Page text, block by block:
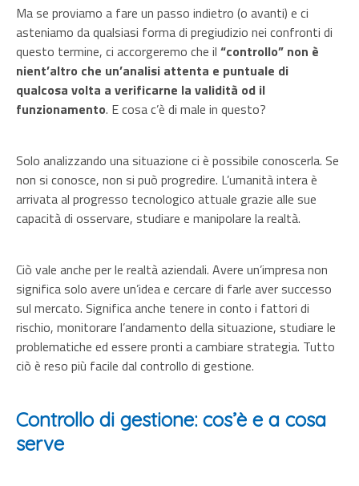
Ma se proviamo a fare un passo indietro (o avanti) e ci
asteniamo da qualsiasi forma di pregiudizio nei confronti di
questo termine, ci accorgeremo che il “controllo” non è
nient’altro che un’analisi attenta e puntuale di
qualcosa volta a verificarne la validità od il
funzionamento. E cosa c’è di male in questo?
Solo analizzando una situazione ci è possibile conoscerla. Se
non si conosce, non si può progredire. L’umanità intera è
arrivata al progresso tecnologico attuale grazie alle sue
capacità di osservare, studiare e manipolare la realtà.
Ciò vale anche per le realtà aziendali. Avere un’impresa non
significa solo avere un’idea e cercare di farle aver successo
sul mercato. Significa anche tenere in conto i fattori di
rischio, monitorare l’andamento della situazione, studiare le
problematiche ed essere pronti a cambiare strategia. Tutto
ciò è reso più facile dal controllo di gestione.
Controllo di gestione: cos’è e a cosa
serve